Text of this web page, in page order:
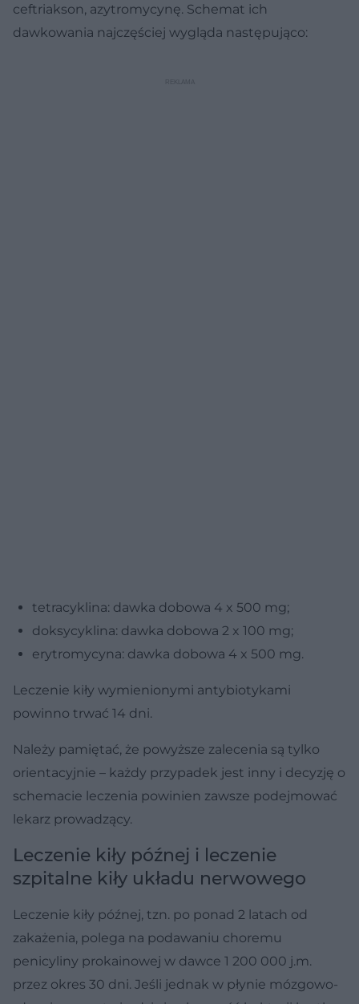
ceftriakson, azytromycynę. Schemat ich
dawkowania najczęściej wygląda następująco:
tetracyklina: dawka dobowa 4 x 500 mg;
doksycyklina: dawka dobowa 2 x 100 mg;
erytromycyna: dawka dobowa 4 x 500 mg.
Leczenie kiły wymienionymi antybiotykami
powinno trwać 14 dni.
Należy pamiętać, że powyższe zalecenia są tylko
orientacyjnie – każdy przypadek jest inny i decyzję o
schemacie leczenia powinien zawsze podejmować
lekarz prowadzący.
Leczenie kiły późnej i leczenie
szpitalne kiły układu nerwowego
Leczenie kiły późnej, tzn. po ponad 2 latach od
zakażenia, polega na podawaniu choremu
penicyliny prokainowej w dawce 1 200 000 j.m.
przez okres 30 dni. Jeśli jednak w płynie mózgowo-